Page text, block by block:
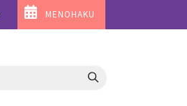
MENOHAKU
Hae